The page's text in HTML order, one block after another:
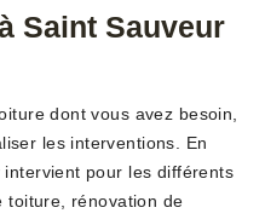
Saint Sauveur
dont vous avez besoin,
les interventions. En
pour les différents
toiture, rénovation de